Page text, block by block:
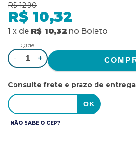
R$ 12,90
R$ 10,32
1 x de R$ 10,32 no Boleto
Qtde.
- +
Consulte frete e prazo de entrega
NÃO SABE O CEP?